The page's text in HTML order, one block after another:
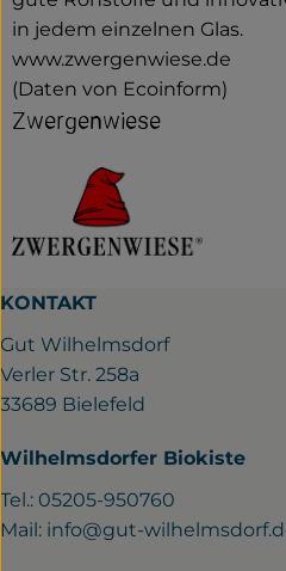
in jedem einzelnen Glas.
www.zwergenwiese.de
(Daten von Ecoinform)
Zwergenwiese
KONTAKT
Gut Wilhelmsdorf
Verler Str. 258a
33689 Bielefeld
Wilhelmsdorfer Biokiste
Tel.: 05205-950760
Mail: info@gut-